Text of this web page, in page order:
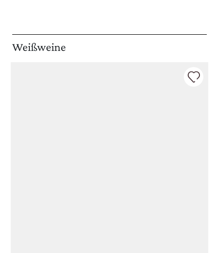
Weißweine